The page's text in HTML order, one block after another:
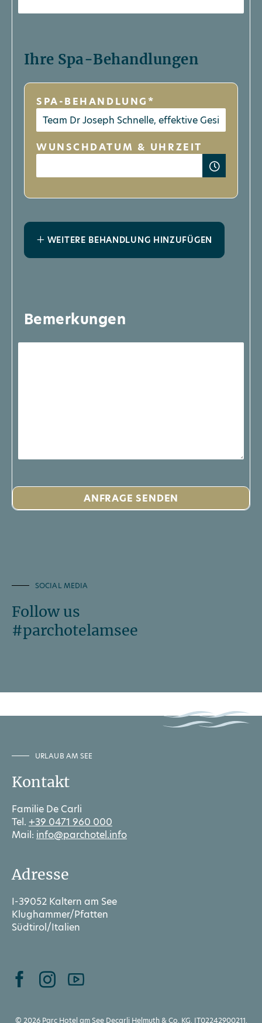
Ihre Spa-Behandlungen
SPA-BEHANDLUNG*
WUNSCHDATUM & UHRZEIT
WEITERE BEHANDLUNG HINZUFÜGEN
Bemerkungen
SOCIAL MEDIA
Follow us
#parchotelamsee
URLAUB AM SEE
Kontakt
Familie De Carli
Tel. +39 0471 960 000
Mail: info@parchotel.info
Adresse
I-39052 Kaltern am See
Klughammer/Pfatten
Südtirol/Italien
© 2026 Parc Hotel am See Decarli Helmuth & Co. KG, IT02242900211,